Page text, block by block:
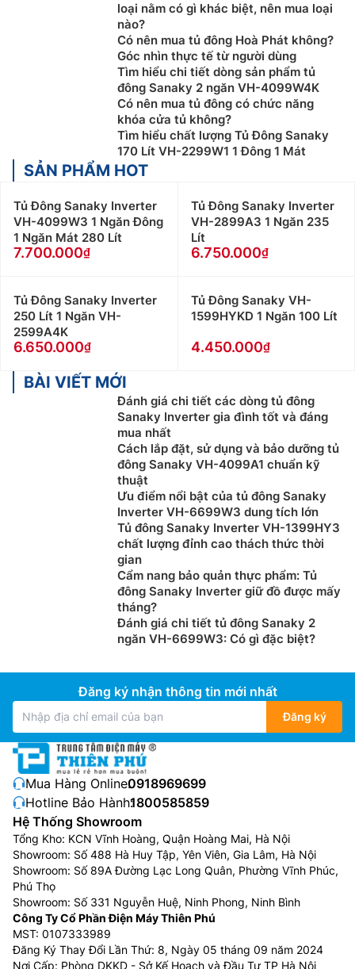
loại nằm có gì khác biệt, nên mua loại
nào?
Có nên mua tủ đông Hoà Phát không?
Góc nhìn thực tế từ người dùng
Tìm hiểu chi tiết dòng sản phẩm tủ
đông Sanaky 2 ngăn VH-4099W4K
Có nên mua tủ đông có chức năng
khóa cửa tủ không?
Tìm hiểu chất lượng Tủ Đông Sanaky
170 Lít VH-2299W1 1 Đông 1 Mát
SẢN PHẨM HOT
Tủ Đông Sanaky Inverter
VH-4099W3 1 Ngăn Đông
1 Ngăn Mát 280 Lít
7.700.000
Tủ Đông Sanaky Inverter
VH-2899A3 1 Ngăn 235
Lít
6.750.000
Tủ Đông Sanaky Inverter
250 Lít 1 Ngăn VH-
2599A4K
6.650.000
Tủ Đông Sanaky VH-
1599HYKD 1 Ngăn 100 Lít
4.450.000
BÀI VIẾT MỚI
Đánh giá chi tiết các dòng tủ đông
Sanaky Inverter gia đình tốt và đáng
mua nhất
Cách lắp đặt, sử dụng và bảo dưỡng tủ
đông Sanaky VH-4099A1 chuẩn kỹ
thuật
Ưu điểm nổi bật của tủ đông Sanaky
Inverter VH-6699W3 dung tích lớn
Tủ đông Sanaky Inverter VH-1399HY3
chất lượng đỉnh cao thách thức thời
gian
Cẩm nang bảo quản thực phẩm: Tủ
đông Sanaky Inverter giữ đồ được mấy
tháng?
Đánh giá chi tiết tủ đông Sanaky 2
ngăn VH-6699W3: Có gì đặc biệt?
Đăng ký nhận thông tin mới nhất
Đăng ký
Mua Hàng Online:0918969699
Hotline Bảo Hành:1800585859
Hệ Thống Showroom
Tổng Kho: KCN Vĩnh Hoàng, Quận Hoàng Mai, Hà Nội
Showroom: Số 488 Hà Huy Tập, Yên Viên, Gia Lâm, Hà Nội
Showroom: Số 89A Đường Lạc Long Quân, Phường Vĩnh Phúc,
Phú Thọ
Showroom: Số 331 Nguyễn Huệ, Ninh Phong, Ninh Bình
Công Ty Cổ Phần Điện Máy Thiên Phú
MST: 0107333989
Đăng Ký Thay Đổi Lần Thứ: 8, Ngày 05 tháng 09 năm 2024
Nơi Cấp: Phòng DKKD - Sở Kế Hoạch và Đầu Tư TP Hà Nội